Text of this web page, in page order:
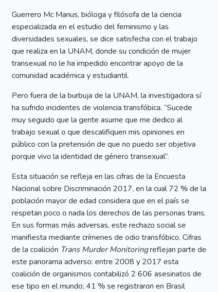
Guerrero Mc Manus, bióloga y filósofa de la ciencia
especializada en el estudio del feminismo y las
diversidades sexuales, se dice satisfecha con el trabajo
que realiza en la UNAM, donde su condición de mujer
transexual no le ha impedido encontrar apoyo de la
comunidad académica y estudiantil.
Pero fuera de la burbuja de la UNAM, la investigadora sí
ha sufrido incidentes de violencia transfóbica. “Sucede
muy seguido que la gente asume que me dedico al
trabajo sexual o que descalifiquen mis opiniones en
público con la pretensión de que no puedo ser objetiva
porque vivo la identidad de género transexual”.
Esta situación se refleja en las cifras de la Encuesta
Nacional sobre Discriminación 2017, en la cual 72 % de la
población mayor de edad considera que en el país se
respetan poco o nada los derechos de las personas trans.
En sus formas más adversas, este rechazo social se
manifiesta mediante crímenes de odio transfóbico. Cifras
de la coalición Trans Murder Monitoringreflejan parte de
este panorama adverso: entre 2008 y 2017 esta
coalición de organismos contabilizó 2 606 asesinatos de
ese tipo en el mundo; 41 % se registraron en Brasil